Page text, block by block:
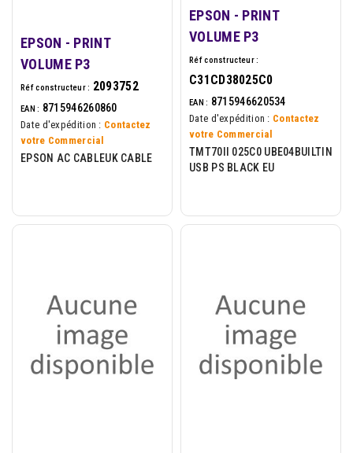
EPSON - PRINT
VOLUME P3
Réf constructeur : 2093752
EAN : 8715946260860
Date d'expédition : Contactez
votre Commercial
EPSON AC CABLEUK CABLE
EPSON - PRINT
VOLUME P3
Réf constructeur :
C31CD38025C0
EAN : 8715946620534
Date d'expédition : Contactez
votre Commercial
TMT70II 025C0 UBE04BUILTIN
USB PS BLACK EU